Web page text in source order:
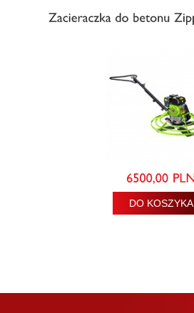
DO KOSZYKA